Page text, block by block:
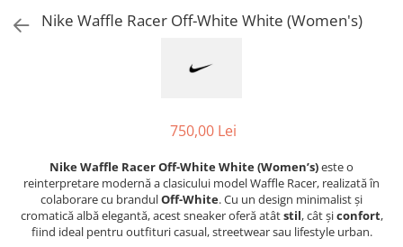
Jordan 1
Jordan 11
Jordan 5
Jumpman Jack
Asics
Nike Waffle Racer Off-White White (Women's)
750,00 Lei
Nike Waffle Racer Off-White White (Women’s)este o
reinterpretare modernă a clasicului model Waffle Racer, realizată în
colaborare cu brandulOff-White. Cu un design minimalist și
cromatică albă elegantă, acest sneaker oferă atâtstil, cât șiconfort,
fiind ideal pentru outfituri casual, streetwear sau lifestyle urban.